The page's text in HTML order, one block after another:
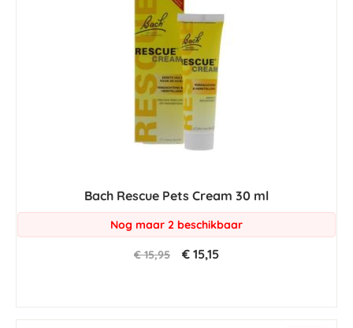
Bach Rescue Pets Cream 30 ml
Nog maar 2 beschikbaar
€ 15,95 € 15,15